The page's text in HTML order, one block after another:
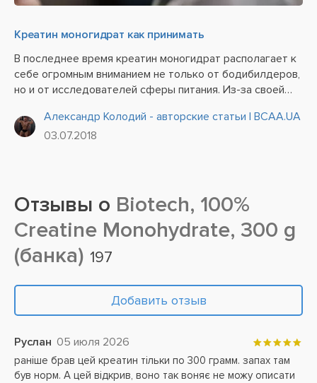
Креатин моногидрат как принимать
В последнее время креатин моногидрат располагает к
себе огромным вниманием не только от бодибилдеров,
но и от исследователей сферы питания. Из-за своей
огромное количество разных авторских методик,
часто...
Александр Колодий - авторские статьи | BCAA.UA
03.07.2018
Отзывы о Biotech, 100%
Creatine Monohydrate, 300 g
(банка) 197
Добавить отзыв
Руслан 05 июля 2026
раніше брав цей креатин тільки по 300 грамм. запах там
був норм. А цей відкрив, воно так воняє не можу описати